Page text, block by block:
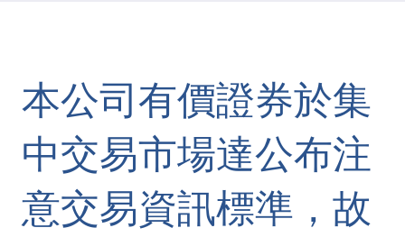
本公司有價證券於集
中交易市場達公布注
意交易資訊標準，故